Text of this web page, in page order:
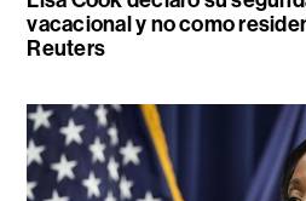
vacacional y no como
Reuters